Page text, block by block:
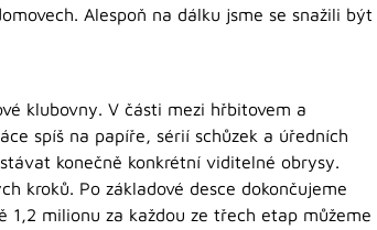
Alespoň na dálku jsme se snažili být
klubovny. V části mezi hřbitovem a
spíš na papíře, sérií schůzek a úředních
konečně konkrétní viditelné obrysy.
kroků. Po základové desce dokončujeme
milionu za každou ze třech etap můžeme